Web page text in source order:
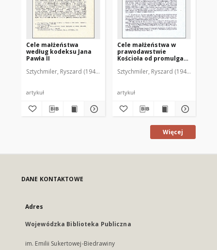
Cele małżeństwa
według kodeksu Jana
Pawła II
Sztychmiler, Ryszard (1948- )
artykuł
Cele małżeństwa w
prawodawstwie
Kościoła od promulgacji
Kanonicznego z 1917 r.
Sztychmiler, Ryszard (1948- )
artykuł
Więcej
DANE KONTAKTOWE
Adres
Wojewódzka Biblioteka Publiczna
im. Emilii Sukertowej-Biedrawiny